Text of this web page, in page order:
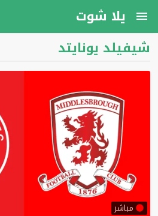
يلا شوت
شيفيلد يونايتد
مباشر